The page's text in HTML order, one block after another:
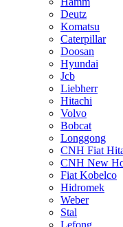
Deutz
Komatsu
Caterpillar
Doosan
Hyundai
Jcb
Liebherr
Hitachi
Volvo
Bobcat
Longgong
CNH Fiat
CNH New
Fiat Kobelco
Hidromek
Weber
Stal
Lefong